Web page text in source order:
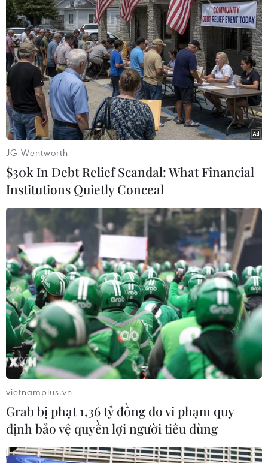
Nhà Trắng trấn an đồng minh sau khi ông
Donald Trump đắc cử
10/11/2016 04:27
Ngày 9/11, Bộ Ngoại giao Mỹ nhấn mạnh quan hệ Mỹ-
Nhật Bản là nền tảng cho sự hiện diện của Mỹ tại châu
Á và là một trong những lợi ích đối ngoại cốt lõi đối với
Washington.
Phản ứng của Việt Nam trước kết quả bầu
cử Tổng thống Hoa Kỳ
10/11/2016 05:23
Người Phát ngôn Bộ Ngoại giao Việt Nam Lê Hải Bình
trả lời câu hỏi của phóng viên đề nghị cho biết phản
JG Wentworth
$30k In Debt Relief Scandal: What Financial
Institutions Quietly Conceal
vietnamplus.vn
Grab bị phạt 1,36 tỷ đồng do vi phạm quy
định bảo vệ quyền lợi người tiêu dùng